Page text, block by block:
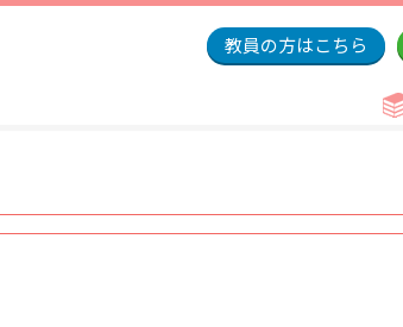
教員の方はこちら